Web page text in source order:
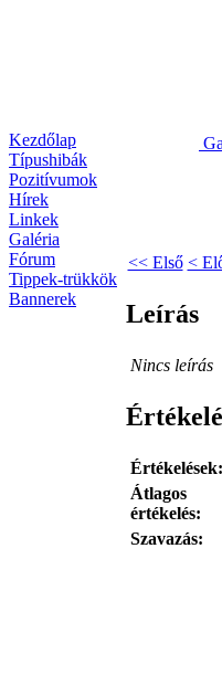
Kezdőlap
Típushibák
Pozitívumok
Hírek
Linkek
Galéria
Fórum
Tippek-trükkök
Bannerek
<< Első <
Leírás
Nincs leírás
Értékelések:
Átlagos
értékelés:
Szavazás: